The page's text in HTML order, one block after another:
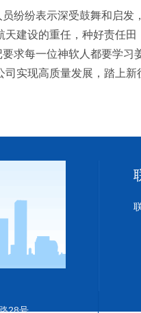
员纷纷表示深受鼓舞和启发
天建设的重任，种好责任
要求每一位神软人都要学习
司实现高质量发展，踏上新
28号